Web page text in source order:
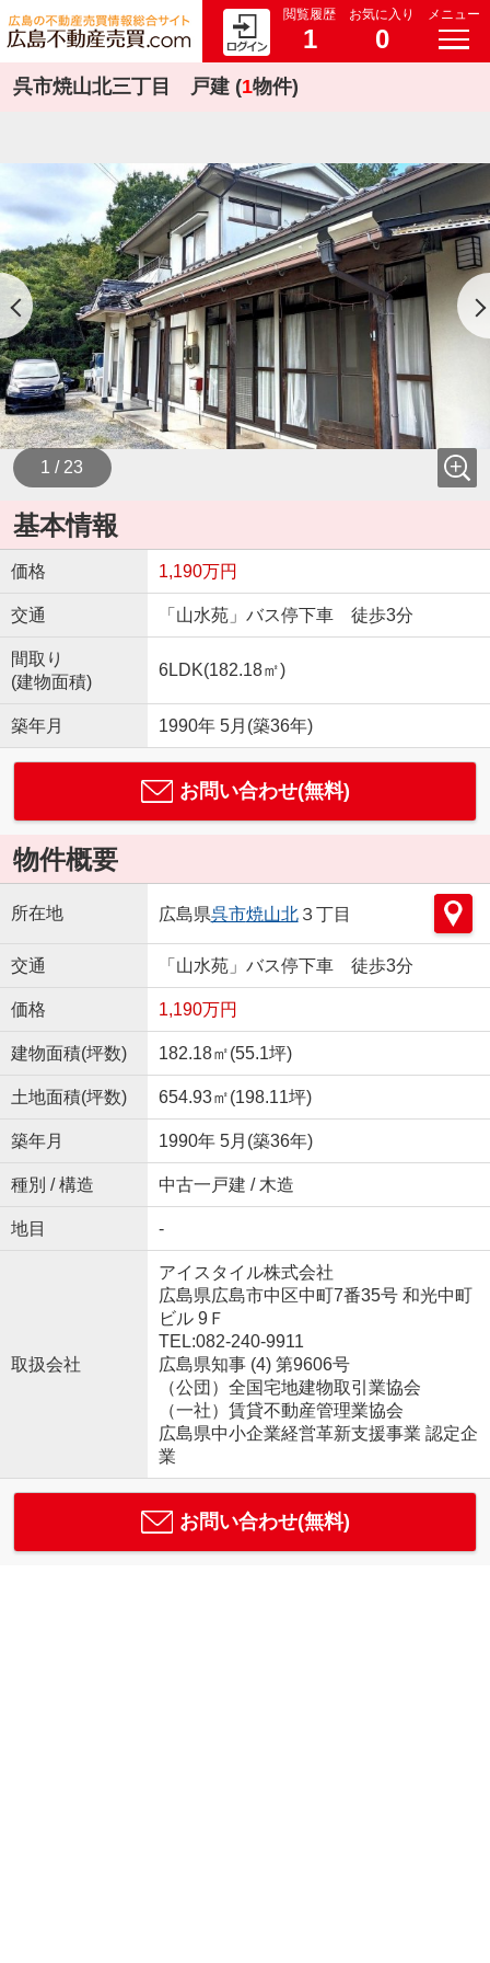
閲覧履歴
1
お気に入り
0
メニュー
呉市焼山北三丁目 戸建 (1物件)
1 / 23
基本情報
価格 1,190万円
交通 「山水苑」バス停下車 徒歩3分
間取り
(建物面積)
6LDK(182.18㎡)
築年月 1990年 5月(築36年)
お問い合わせ(無料)
物件概要
所在地 広島県呉市焼山北３丁目
交通 「山水苑」バス停下車 徒歩3分
価格 1,190万円
建物面積(坪数) 182.18㎡(55.1坪)
土地面積(坪数) 654.93㎡(198.11坪)
築年月 1990年 5月(築36年)
種別 / 構造 中古一戸建 / 木造
地目 -
取扱会社
アイスタイル株式会社
広島県広島市中区中町7番35号 和光中町
ビル 9Ｆ
TEL:082-240-9911
広島県知事 (4) 第9606号
（公団）全国宅地建物取引業協会
（一社）賃貸不動産管理業協会
広島県中小企業経営革新支援事業 認定企
業
お問い合わせ(無料)